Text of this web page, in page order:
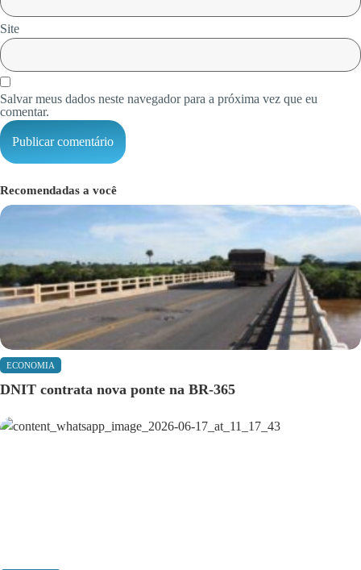
Site
Salvar meus dados neste navegador para a próxima vez que eu
comentar.
Recomendadas a você
ECONOMIA
DNIT contrata nova ponte na BR-365